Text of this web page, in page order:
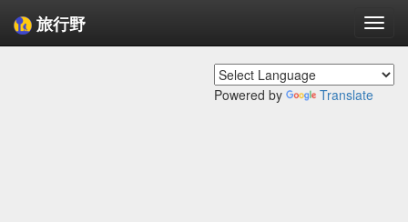
旅行野
Powered by Translate